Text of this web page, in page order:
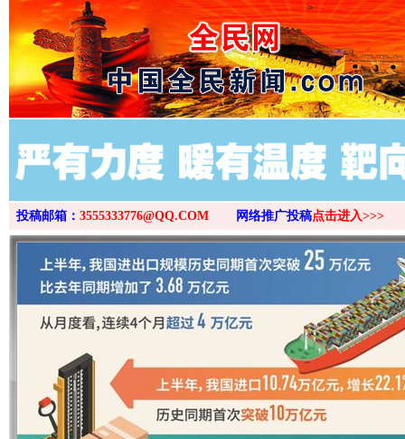
>
投稿邮箱： 3555333776@QQ.COM 网络推广投稿点击进入>>>